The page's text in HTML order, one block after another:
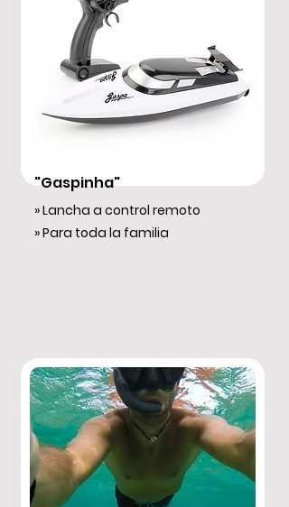
"Gaspinha"
» Lancha a control remoto
» Para toda la familia